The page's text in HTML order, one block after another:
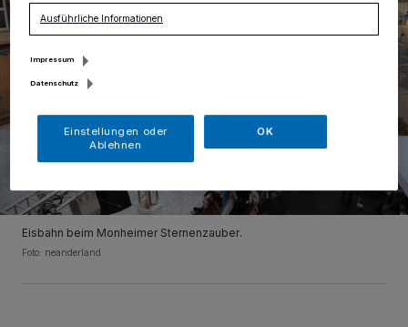
Eisbahn beim Monheimer Sternenzauber.
Foto: neanderland
Ausführliche Informationen
Impressum
Datenschutz
Einstellungen oder
Ablehnen
OK